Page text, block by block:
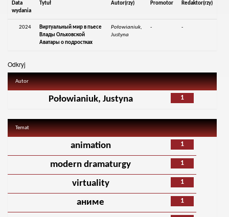
Data
wydania
Tytuł Autor(rzy) Promotor Redaktor(rzy)
2024
Виртуальный мир в пьесе
Влады Ольховской
Аватары о подростках
Połowianiuk,
Justyna
- -
Odkryj
Autor
1
Połowianiuk, Justyna
Temat
1
animation
1
modern dramaturgy
1
virtuality
1
аниме